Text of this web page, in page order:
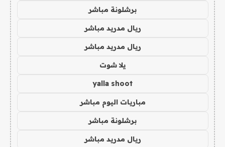
برشلونة مباشر
ريال مدريد مباشر
ريال مدريد مباشر
يلا شوت
yalla shoot
مباريات اليوم مباشر
برشلونة مباشر
ريال مدريد مباشر